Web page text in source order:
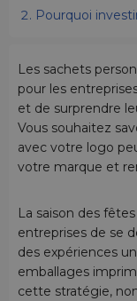
Pourquoi
Les sachets
pour les
et de surprendre
Vous souhaitez
avec votre logo
votre marque et
La saison des
entreprises de se
des expériences
emballages
cette stratégie,